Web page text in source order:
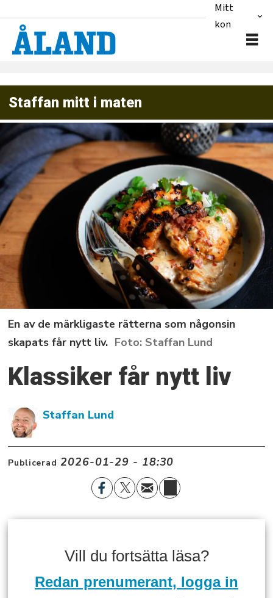
Mitt
konto
Staffan mitt i maten
En av de märkligaste rätterna som någonsin
skapats får nytt liv.
Staffan Lund
Klassiker får nytt liv
Staffan Lund
Publicerad 2026-01-29 - 18:30
Vill du fortsätta läsa?
Redan prenumerant, logga in